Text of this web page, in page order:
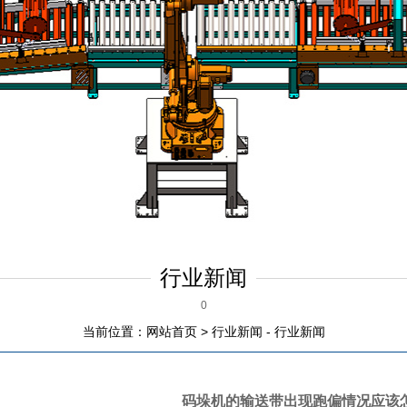
行业新闻
0
当前位置： 网站首页> 行业新闻 - 行业新闻
码垛机的输送带出现跑偏情况应该